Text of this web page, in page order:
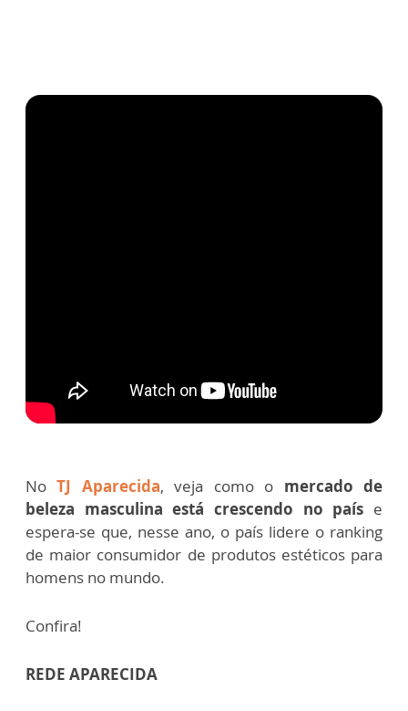
NoTJ Aparecida, veja como o mercado de
beleza masculina está crescendo no país e
espera-se que, nesse ano, o país lidere o ranking
de maior consumidor de produtos estéticos para
homens no mundo.
Confira!
REDE APARECIDA